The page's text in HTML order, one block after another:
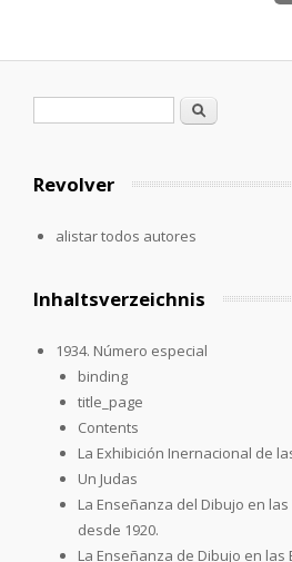
Formulario de búsqueda
Buscar
Revolver
alistar todos autores
Inhaltsverzeichnis
1934. Número especial
binding
title_page
Contents
La Exhibición Inernacional de
Un Judas
La Enseñanza del Dibujo en
desde 1920.
La Enseñanza de Dibujo en las